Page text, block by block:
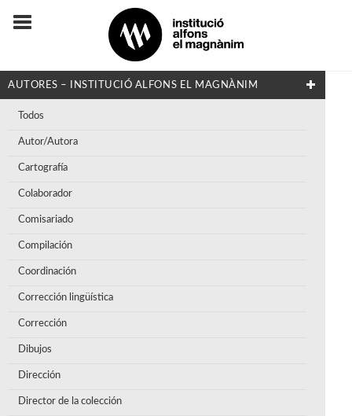
AUTORES – INSTITUCIÓ ALFONS EL MAGNÀNIM
Todos
Autor/Autora
Cartografía
Colaborador
Comisariado
Compilación
Coordinación
Corrección lingüística
Corrección
Dibujos
Dirección
Director de la colección